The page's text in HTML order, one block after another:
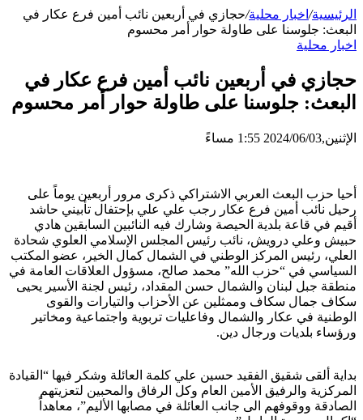
الرئيسية/ اخبار محلية/حجازي في أربعين نائب أمين فرع عكار في
البعث: جلوسنا على طاولة حوار أمر محسوم
اخبار محلية
حجازي في أربعين نائب أمين فرع عكار في
البعث: جلوسنا على طاولة حوار أمر محسوم
الإثنين,2024/06/03 1:55 مساءً
أحيا حزب البعث العربي الاشتراكي ذكرى مرور أربعين يوماً على
رحيل نائب أمين فرع عكار رجب علي علي بإحتفال تأبيني حاشد
أقيم في قاعة بلدية الحيصة وشارك فيه النائبين السابقين هادي
حبيش وعلي درويش، نائب رئيس المجلس الإسلامي العلوي شحادة
العلي، رئيس المركز الوطني في الشمال كمال الخير، عضو المكتب
السياسي في “حزب الله” محمد صالح، مسؤول العلاقات العامة في
منطقة جبل لبنان والشمال حسن المقداد، رئيس لجنة الأسير يحيى
سكاف جمال سكاف وممثلين عن الأحزاب والتيارات والقوى
الوطنية في عكار والشمال وفاعليات تربوية واجتماعية ومخاتير
ورؤساء بلديات ورجال دين.
بداية ألقى شقيق الفقيد حسين علي كلمة العائلة وشكر فيها “القيادة
المركزية والرفيق الأمين العام وكل الرفاق والمحبين لتعزيتهم
الصادقة ووقوفهم الى جانب العائلة في مصابها الأليم”، معاهداً